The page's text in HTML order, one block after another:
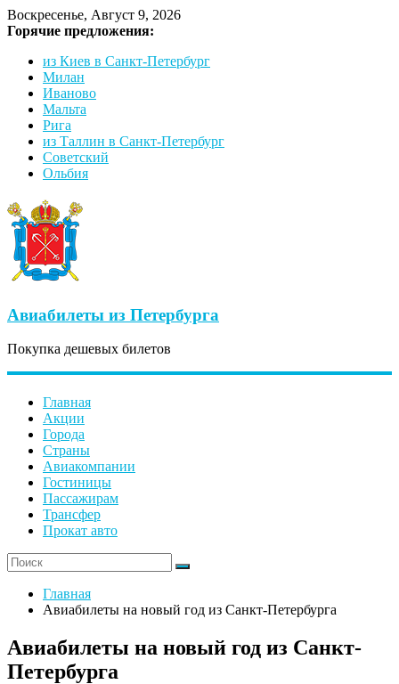
Воскресенье, Август 9, 2026
Горячие предложения:
из Киев в Санкт-Петербург
Милан
Иваново
Мальта
Рига
из Таллин в Санкт-Петербург
Советский
Ольбия
Авиабилеты из Петербурга
Покупка дешевых билетов
Главная
Акции
Города
Страны
Авиакомпании
Гостиницы
Пассажирам
Трансфер
Прокат авто
Главная
Авиабилеты на новый год из Санкт-Петербурга
Авиабилеты на новый год из Санкт-
Петербурга